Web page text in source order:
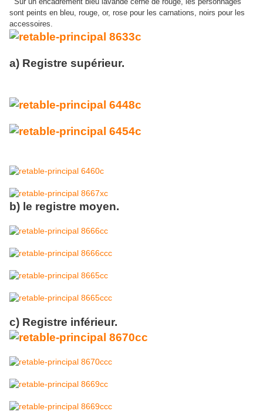
sont peints en bleu, rouge, or, rose pour les carnations, noirs pour les
accessoires.
a) Registre supérieur.
b) le registre moyen.
c) Registre inférieur.